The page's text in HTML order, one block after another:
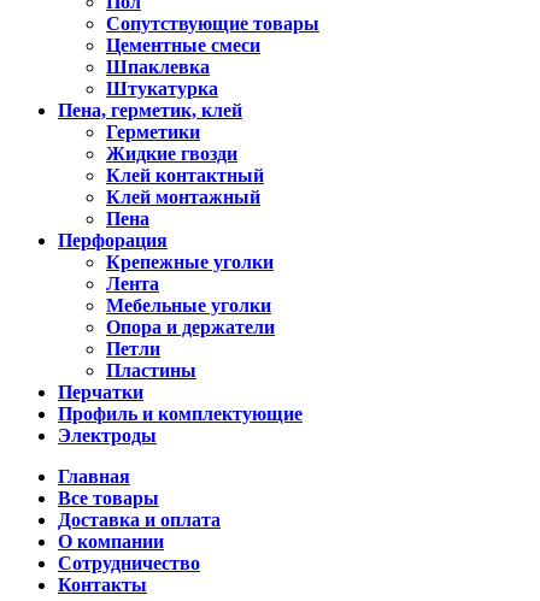
Сопутствующие товары
Цементные смеси
Шпаклевка
Штукатурка
Пена, герметик, клей
Герметики
Жидкие гвозди
Клей контактный
Клей монтажный
Пена
Перфорация
Крепежные уголки
Лента
Мебельные уголки
Опора и держатели
Петли
Пластины
Перчатки
Профиль и комплектующие
Электроды
Главная
Все товары
Доставка и оплата
О компании
Сотрудничество
Контакты